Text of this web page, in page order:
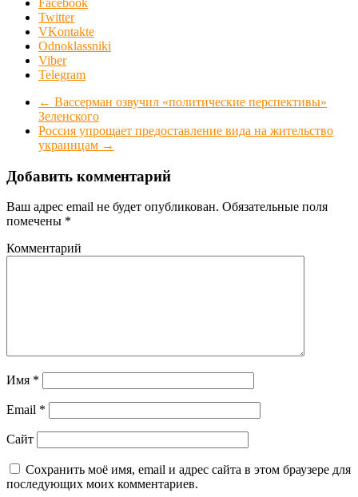
Twitter
VKontakte
Odnoklassniki
Viber
Telegram
← Вассерман озвучил «политические перспективы»
Зеленского
Россия упрощает предоставление вида на жительство
украинцам →
Добавить комментарий
Ваш адрес email не будет опубликован. Обязательные поля
помечены *
Комментарий
Имя *
Email *
Сайт
Сохранить моё имя, email и адрес сайта в этом браузере для
последующих моих комментариев.